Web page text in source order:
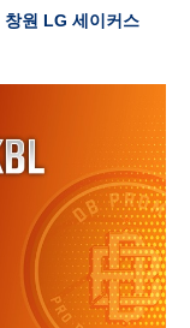
창원 LG 세이커스